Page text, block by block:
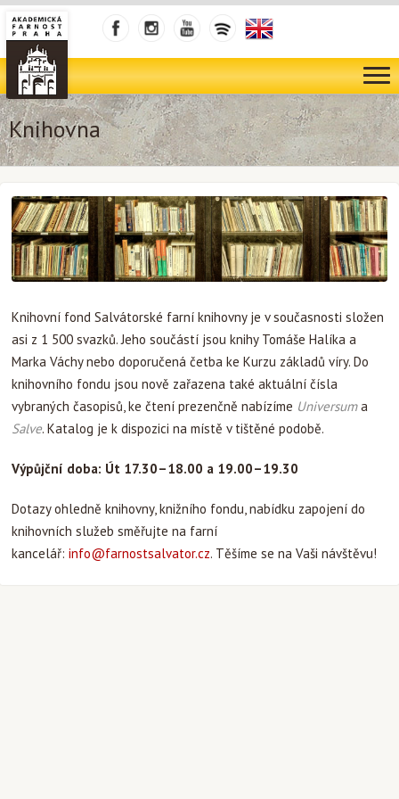
Knihovna
Knihovní fond Salvátorské farní knihovny je v současnosti složen
asi z 1 500 svazků. Jeho součástí jsou knihy Tomáše Halíka a
Marka Váchy nebo doporučená četba ke Kurzu základů víry. Do
knihovního fondu jsou nově zařazena také aktuální čísla
vybraných časopisů, ke čtení prezenčně nabízíme Universuma
Salve. Katalog je k dispozici na místě v tištěné podobě.
Výpůjční doba: Út 17.30–18.00 a 19.00–19.30
Dotazy ohledně knihovny, knižního fondu, nabídku zapojení do
knihovních služeb směřujte na farní
kancelář: info@farnostsalvator.cz. Těšíme se na Vaši návštěvu!